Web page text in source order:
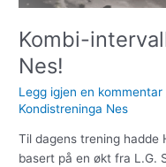
Kombi-
Nes!
Legg igjen en kommentar
Kondistreninga Nes
Til dagens trening hadde
basert på en økt fra L.G.